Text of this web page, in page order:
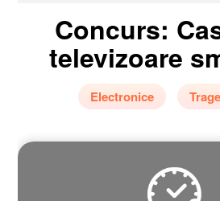
Concurs:
televizoare
Electronice Trageri